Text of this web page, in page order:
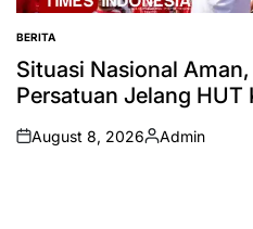
POSTED
IN
BERITA
Situasi Nasional
Persatuan Jelang HUT
on
August 8, 2026
Posted
Admin